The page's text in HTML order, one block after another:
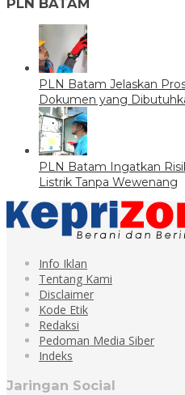
PLN Batam Jelaskan
Dokumen yang
PLN Batam Ingatkan
Listrik Tanpa Wewenang
Info Iklan
Tentang Kami
Disclaimer
Kode Etik
Redaksi
Pedoman Media Siber
Indeks
Jaringan Social